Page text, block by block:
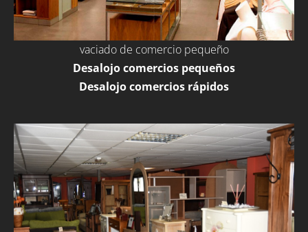
vaciado de comercio pequeño
Desalojo comercios pequeños
Desalojo comercios rápidos